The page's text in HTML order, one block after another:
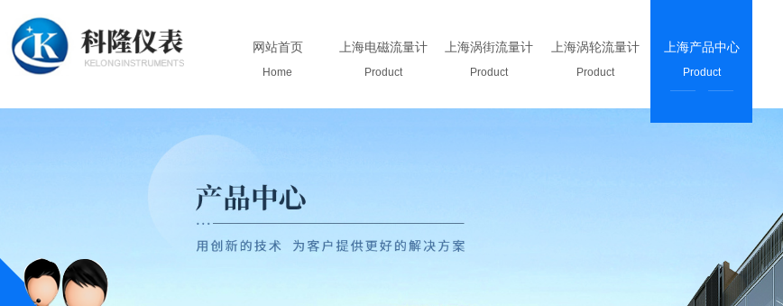
网站首页
Home
上海电磁流量计
Product
上海涡街流量计
Product
上海涡轮流量计
Product
上海产品中心
Product